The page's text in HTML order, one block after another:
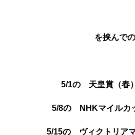
を挟んでの
5/1の 天皇賞（春
5/8の NHKマイルカ
5/15の ヴィクトリア